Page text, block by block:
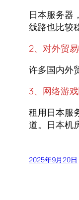
日本服务器
线路也比较
2、对外贸
许多国内外
3、网络游
租用日本服
道。日本机
2025年9月20日